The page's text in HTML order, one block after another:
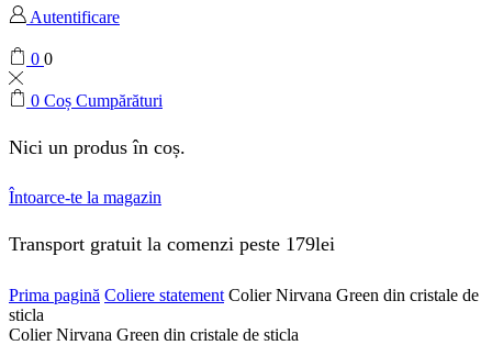
Autentificare
0 0
0 Coș Cumpărături
Nici un produs în coș.
Întoarce-te la magazin
Transport gratuit la comenzi peste 179lei
Prima pagină Coliere statement Colier Nirvana Green din cristale de
sticla
Colier Nirvana Green din cristale de sticla